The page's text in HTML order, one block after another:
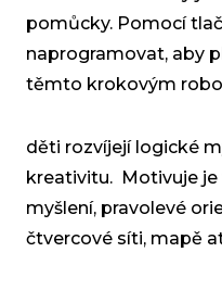
pomůcky. Pomocí
naprogramovat, aby
těmto krokovým
děti rozvíjejí logické
kreativitu. Motivuje
myšlení, pravolevé
čtvercové síti, mapě